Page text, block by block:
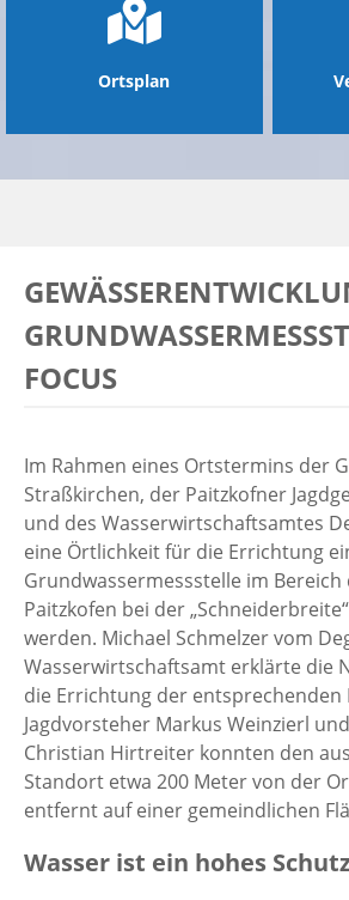
Ortsplan
FOCUS
Im Rahmen eines Ortstermins der
Straßkirchen, der Paitzkofner
und des Wasserwirtschaftsamtes
eine Örtlichkeit für die Errichtung
Grundwassermessstelle im
Paitzkofen bei der
werden. Michael Schmelzer vom
Wasserwirtschaftsamt erklärte die
die Errichtung der entsprechenden
Jagdvorsteher Markus Weinzierl
Christian Hirtreiter konnten den
Standort etwa 200 Meter von der
entfernt auf einer gemeindlichen
Wasser ist ein hohes